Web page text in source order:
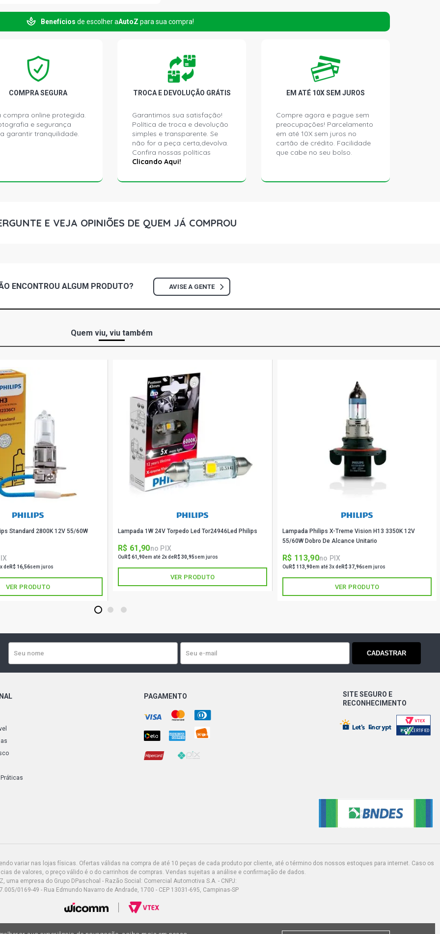
Benefícios de escolher aAutoZ para sua compra!
COMPRA SEGURA
compra online protegida.
e segurança
garantir tranquilidade.
TROCA E DEVOLUÇÃO GRÁTIS
Garantimos sua satisfação!
Política de troca e devolução
simples e transparente. Se
não for a peça certa,devolva.
Confira nossas políticas
Clicando Aqui!
EM ATÉ 10X SEM JUROS
Compre agora e pague sem
preocupações! Parcelamento
em até 10X sem juros no
cartão de crédito. Facilidade
que cabe no seu bolso.
E VEJA OPINIÕES DE QUEM JÁ COMPROU
ENCONTROU ALGUM PRODUTO? AVISE A GENTE
Quem viu, viu também
Standard 2800K 12V 55/60W
deR$ 16,56sem juros
VER PRODUTO
Lampada 1W 24V Torpedo Led Tor24946Led Philips
R$ 61,90no PIX
Ou R$ 61,90em até 2x deR$ 30,95sem juros
VER PRODUTO
Lampada Philips X-Treme Vision H13 3350K 12V
55/60W Dobro De Alcance Unitario
R$ 113,90no PIX
Ou R$ 113,90em até 3x deR$ 37,96sem juros
VER PRODUTO
1 2 3
CADASTRAR
PAGAMENTO
SITE SEGURO E
RECONHECIMENTO
variar nas lojas físicas. Ofertas válidas na compra de até 10 peças de cada produto por cliente, até o término dos nossos estoques para internet. Caso os
de valores, o preço válido é o do carrinhos de compras. Vendas sujeitas a análise e confirmação de dados.
uma empresa do Grupo DPaschoal - Razão Social: Comercial Automotiva S.A. - CNPJ:
0169-49 - Rua Edmundo Navarro de Andrade, 1700 - CEP 13031-695, Campinas-SP